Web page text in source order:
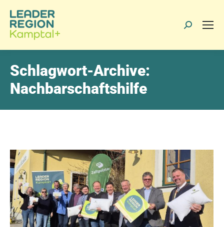
Search:
Schlagwort-Archive:
Nachbarschaftshilfe
> Beitrag als PDF anzeigen > Beitrag drucken